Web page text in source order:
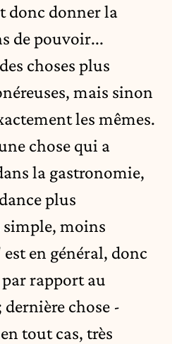
donc donner la
de pouvoir...
choses plus
mais sinon
les mêmes.
chose qui a
la gastronomie,
plus
simple, moins
en général, donc
rapport au
chose -
tout cas, très